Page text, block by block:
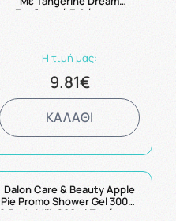
Ενυδατικό Γαλάκτωμα
Μαλλιών
Η τιμή μας:
9.81€
ΚΑΛΑΘΙ
Dalon Care & Beauty Apple
Pie Promo Shower Gel 300ml
& Body Milk 200ml Πακέτο με